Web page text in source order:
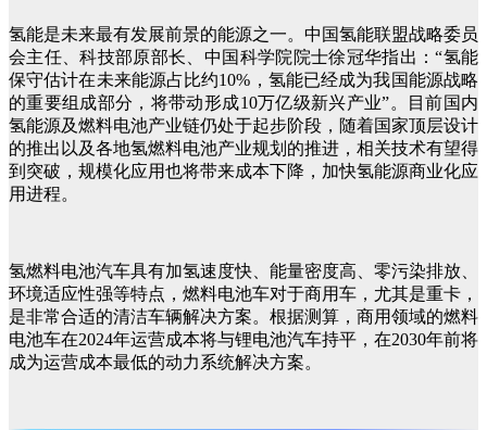
氢能是未来最有发展前景的能源之一。中国氢能联盟战略委员
会主任、科技部原部长、中国科学院院士徐冠华指出：“氢能
保守估计在未来能源占比约10%，氢能已经成为我国能源战略
的重要组成部分，将带动形成10万亿级新兴产业”。目前国内
氢能源及燃料电池产业链仍处于起步阶段，随着国家顶层设计
的推出以及各地氢燃料电池产业规划的推进，相关技术有望得
到突破，规模化应用也将带来成本下降，加快氢能源商业化应
用进程。
氢燃料电池汽车具有加氢速度快、能量密度高、零污染排放、
环境适应性强等特点，燃料电池车对于商用车，尤其是重卡，
是非常合适的清洁车辆解决方案。根据测算，商用领域的燃料
电池车在2024年运营成本将与锂电池汽车持平，在2030年前将
成为运营成本最低的动力系统解决方案。